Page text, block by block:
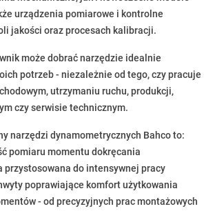
urządzenia pomiarowe i kontrolne
jakości oraz procesach kalibracji.
może dobrać narzędzie idealnie
potrzeb - niezależnie od tego, czy pracuje
utrzymaniu ruchu, produkcji,
czy serwisie technicznym.
narzędzi dynamometrycznych Bahco to:
pomiaru momentu dokręcania
przystosowana do intensywnej pracy
poprawiające komfort użytkowania
- od precyzyjnych prac montażowych